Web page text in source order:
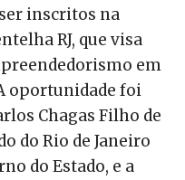
inscritos na
RJ, que visa
em
oportunidade foi
Chagas Filho de
do Rio de Janeiro
do Estado, e a